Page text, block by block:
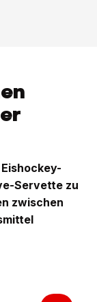
Servette zu
zwischen